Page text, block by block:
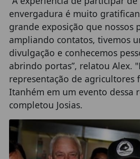
envergadura é muito
grande exposição que nossos
ampliando contatos, tivemos
divulgação e conhecemos
abrindo portas”, relatou Alex.
representação de agricultores
Itanhém em um evento dessa
completou Josias.